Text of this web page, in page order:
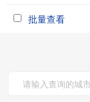
批量查看